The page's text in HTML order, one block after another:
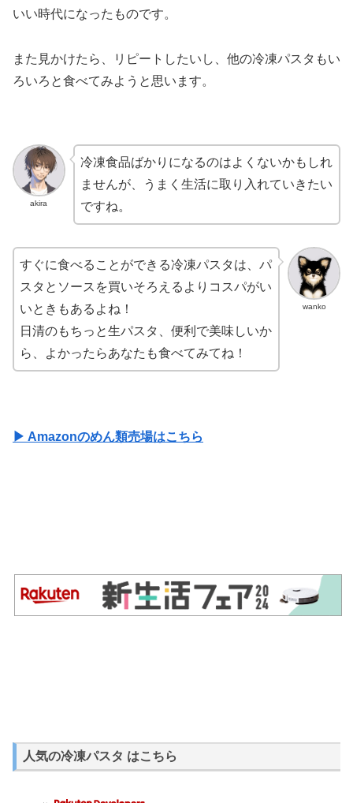
いい時代になったものです。
また見かけたら、リピートしたいし、他の冷凍パスタもい
ろいろと食べてみようと思います。
akira
冷凍食品ばかりになるのはよくないかもしれ
ませんが、うまく生活に取り入れていきたい
ですね。
wanko
すぐに食べることができる冷凍パスタは、パ
スタとソースを買いそろえるよりコスパがい
いときもあるよね！
日清のもちっと生パスタ、便利で美味しいか
ら、よかったらあなたも食べてみてね！
▶ Amazonのめん類売場はこちら
人気の冷凍パスタ はこちら